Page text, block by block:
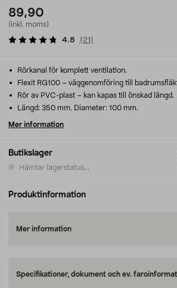
89,90
(inkl. moms)
4.8 ( 21 )
Butikslager
Hämtar lagerstatus...
Rörkanal för komplett ventilation.
Flexit RG100 – väggenomföring till
Rör av PVC-plast – kan kapas till önskad längd.
Längd: 350 mm. Diameter: 100 mm.
Mer information
Produktinformation
Mer information
Specifikationer, dokument och ev.